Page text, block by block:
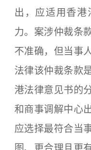
出，应适用香
力。案涉仲裁条
不准确，但当事
法律该仲裁条款
港法律意见书的
和商事调解中心
应选择最符合当